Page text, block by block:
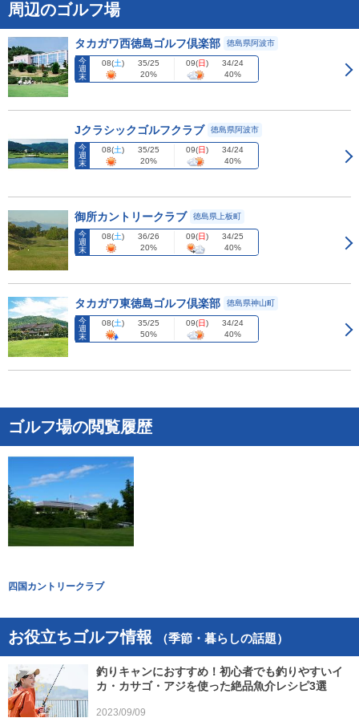
周辺のゴルフ場
タカガワ西徳島ゴルフ倶楽部
徳島県阿波市
今
週
末
08(土)
35/25
20%
09(日)
34/24
40%
Jクラシックゴルフクラブ
徳島県阿波市
今
週
末
08(土)
35/25
20%
09(日)
34/24
40%
御所カントリークラブ
徳島県上板町
今
週
末
08(土)
36/26
20%
09(日)
34/25
40%
タカガワ東徳島ゴルフ倶楽部
徳島県神山町
今
週
末
08(土)
35/25
50%
09(日)
34/24
40%
ゴルフ場の閲覧履歴
四国カントリークラブ
お役立ちゴルフ情報 （季節・暮らしの話題）
釣りキャンにおすすめ！初心者でも釣りやすいイ
カ・カサゴ・アジを使った絶品魚介レシピ3選
2023/09/09